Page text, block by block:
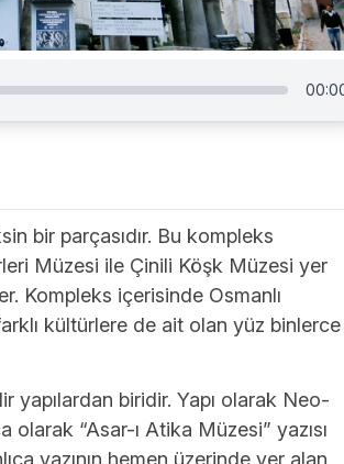
bir parçasıdır. Bu kompleks
Müzesi ile Çinili Köşk Müzesi yer
Kompleks içerisinde Osmanlı
kültürlere de ait olan yüz binlerce
yapılardan biridir. Yapı olarak Neo-
olarak “Asar-ı Atika Müzesi” yazısı